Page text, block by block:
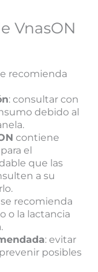
VnasON
recomienda
: consultar con
debido al
contiene
el
que las
a su
se recomienda
o la lactancia
: evitar
posibles